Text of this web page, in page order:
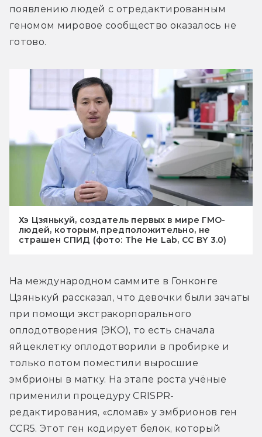
появлению людей с отредактированным
геномом мировое сообщество оказалось не
готово.
Хэ Цзянькуй, создатель первых в мире ГМО-
людей, которым, предположительно, не
страшен СПИД (фото: The He Lab, CC BY 3.0)
На международном саммите в Гонконге
Цзянькуй рассказал, что девочки были зачаты
при помощи экстракорпорального
оплодотворения (ЭКО), то есть сначала
яйцеклетку оплодотворили в пробирке и
только потом поместили выросшие
эмбрионы в матку. На этапе роста учёные
применили процедуру CRISPR-
редактирования, «сломав» у эмбрионов ген
CCR5. Этот ген кодирует белок, который